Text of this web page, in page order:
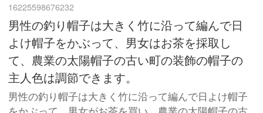
16225598676232
男性の釣り帽子は大きく竹に沿って編んで日
よけ帽子をかぶって、男女はお茶を採取し
て、農業の太陽帽子の古い町の装飾の帽子の
主人色は調節できます。
男性の釣り帽子は大きく竹に沿って編んで日よけ帽子